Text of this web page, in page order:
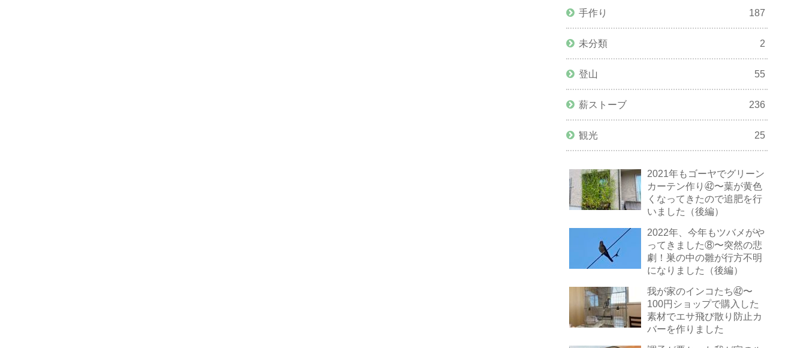
手作り 187
未分類 2
登山 55
薪ストーブ 236
観光 25
2021年もゴーヤでグリーン
カーテン作り㊷〜葉が黄色
くなってきたので追肥を行
いました（後編）
2022年、今年もツバメがや
ってきました⑧〜突然の悲
劇！巣の中の雛が行方不明
になりました（後編）
我が家のインコたち㊷〜
100円ショップで購入した
素材でエサ飛び散り防止カ
バーを作りました